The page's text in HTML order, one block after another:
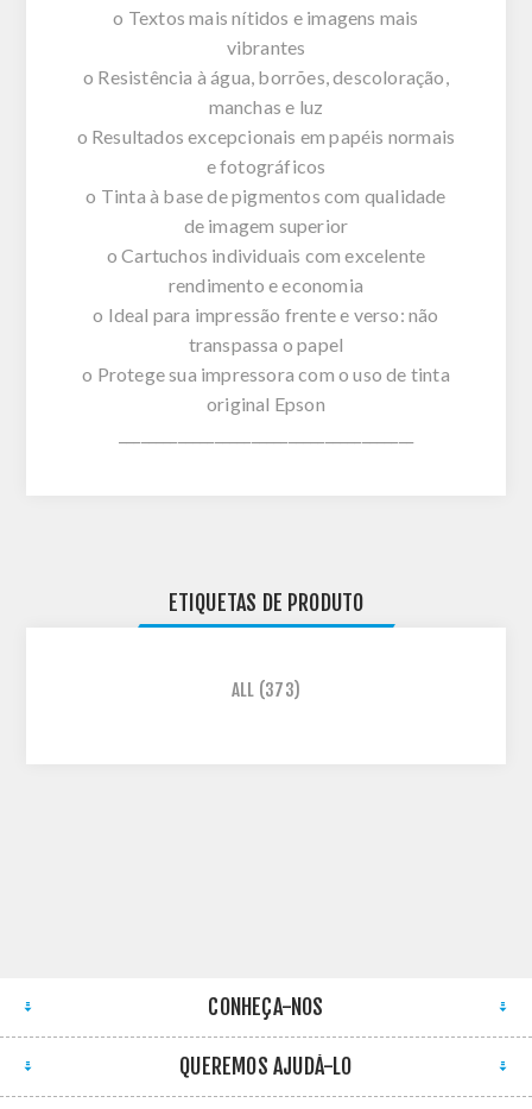
o Textos mais nítidos e imagens mais
vibrantes
o Resistência à água, borrões, descoloração,
manchas e luz
o Resultados excepcionais em papéis normais
e fotográficos
o Tinta à base de pigmentos com qualidade
de imagem superior
o Cartuchos individuais com excelente
rendimento e economia
o Ideal para impressão frente e verso: não
transpassa o papel
o Protege sua impressora com o uso de tinta
original Epson
ETIQUETAS DE PRODUTO
ALL (373)
CONHEÇA-NOS
QUEREMOS AJUDÁ-LO